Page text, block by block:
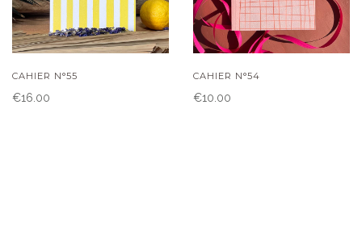
CAHIER N°55
€16.00
CAHIER N°54
€10.00